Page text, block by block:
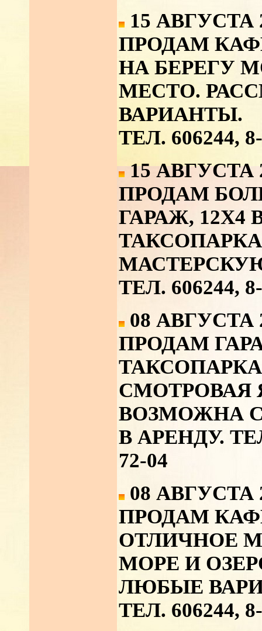
15 АВГУСТА
ПРОДАМ
НА БЕРЕГУ
МЕСТО.
ВАРИАНТЫ.
ТЕЛ. 606244,
15 АВГУСТА
ПРОДАМ
ГАРАЖ, 12Х4
ТЕЛ. 606244,
08 АВГУСТА
ПРОДАМ
СМОТРОВАЯ
ВОЗМОЖНА
В АРЕНДУ.
72-04
08 АВГУСТА
ПРОДАМ
ОТЛИЧНОЕ
МОРЕ И
ЛЮБЫЕ
ТЕЛ. 606244,